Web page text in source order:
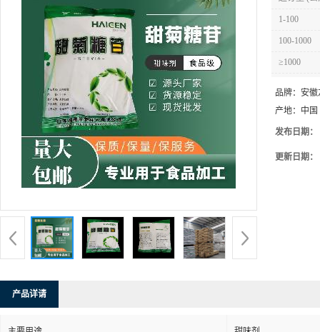
1-100
100-1000
≥1000
品牌： 安徽
产地： 中国
发布日期：
更新日期：
产品详请